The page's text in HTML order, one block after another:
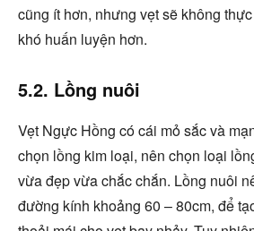
cũng ít hơn, nhưng vẹt sẽ không
khó huấn luyện hơn.
5.2. Lồng nuôi
Vẹt Ngực Hồng có cái mỏ sắc và
chọn lồng kim loại, nên chọn loại
vừa đẹp vừa chắc chắn. Lồng nuôi
đường kính khoảng 60 – 80cm, để